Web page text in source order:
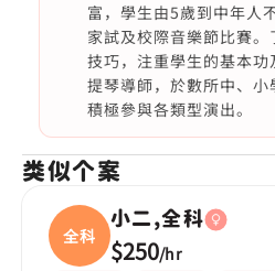
富，學生由5歲到中年人
家試及校際音樂節比賽
技巧，注重學生的基本
提琴導師，於數所中、
積極參與各類型演出。
类似个案
全科
小二,全科
$250/hr